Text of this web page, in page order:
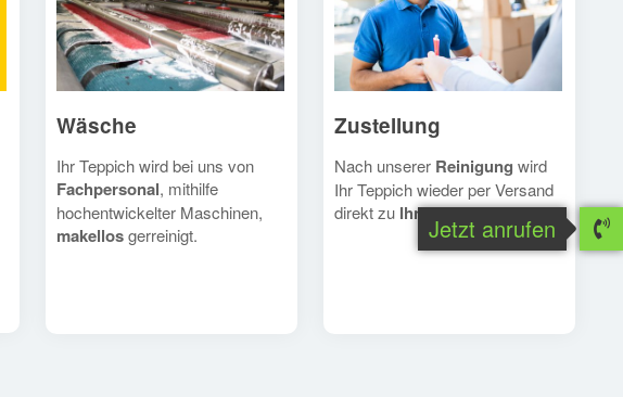
Wäsche
Ihr Teppich wird bei uns von
Fachpersonal, mithilfe
hochentwickelter Maschinen,
makellosgerreinigt.
Zustellung
Nach unserer Reinigung wird
Ihr Teppich wieder per Versand
direkt zu Ihnengeschickt.
Jetzt anrufen